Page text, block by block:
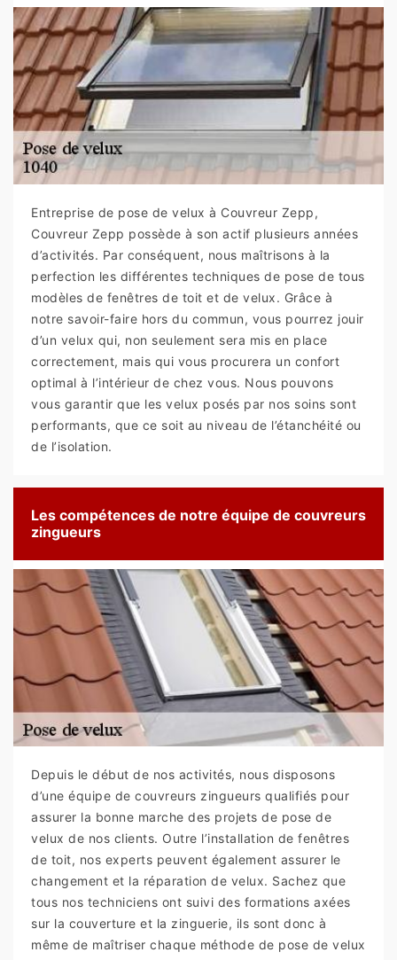
Entreprise de pose de velux à Couvreur Zepp,
Couvreur Zepp possède à son actif plusieurs années
d’activités. Par conséquent, nous maîtrisons à la
perfection les différentes techniques de pose de tous
modèles de fenêtres de toit et de velux. Grâce à
notre savoir-faire hors du commun, vous pourrez jouir
d’un velux qui, non seulement sera mis en place
correctement, mais qui vous procurera un confort
optimal à l’intérieur de chez vous. Nous pouvons
vous garantir que les velux posés par nos soins sont
performants, que ce soit au niveau de l’étanchéité ou
de l’isolation.
Les compétences de notre équipe de couvreurs
zingueurs
Depuis le début de nos activités, nous disposons
d’une équipe de couvreurs zingueurs qualifiés pour
assurer la bonne marche des projets de pose de
velux de nos clients. Outre l’installation de fenêtres
de toit, nos experts peuvent également assurer le
changement et la réparation de velux. Sachez que
tous nos techniciens ont suivi des formations axées
sur la couverture et la zinguerie, ils sont donc à
même de maîtriser chaque méthode de pose de velux